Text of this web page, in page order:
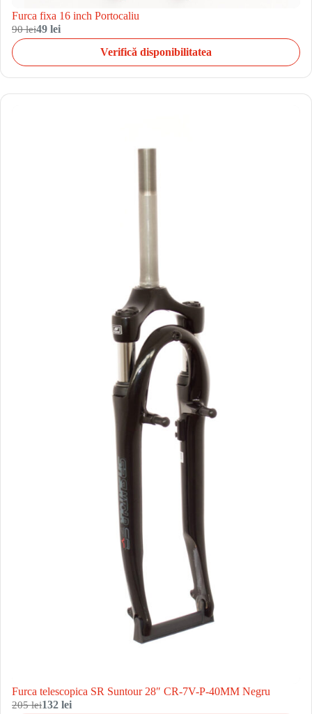
Furca fixa 16 inch Portocaliu
90 lei49 lei
Verifică disponibilitatea
Furca telescopica SR Suntour 28″ CR-7V-P-40MM Negru
205 lei132 lei